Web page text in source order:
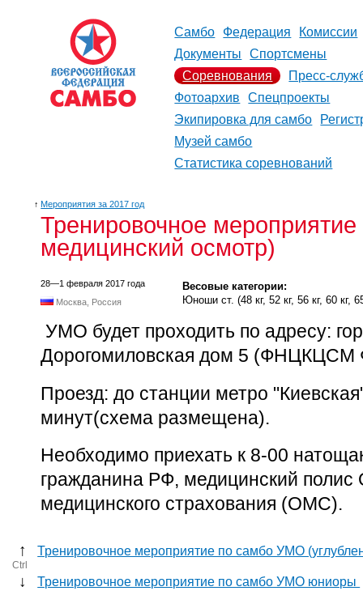
Самбо Федерация
Комиссии
Документы
Спортсмены
Соревнования
Пресс-
Фотоархив
Спецпроекты
Экипировка для самбо
Музей самбо
Статистика соревнований
↑ Мероприятия за 2017 год
Тренировочное
медицинский осмотр)
28—1 февраля 2017 года
Москва, Россия
Весовые категории:
Юноши ст. (48 кг, 52 кг, 56 кг, 60 кг,
УМО будет проходить по адресу:
Дорогомиловская дом 5 (ФНЦКЦСМ
Проезд: до станции метро
минут(схема размещена).
Необходимо приехать к 8-00
гражданина РФ, медицинский полис
медицинского страхования (ОМС).
↑ Тренировочное мероприятие по самбо УМО
Ctrl
↓ Тренировочное мероприятие по самбо УМО юниоры